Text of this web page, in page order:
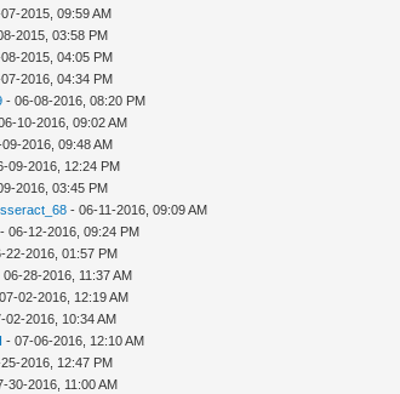
2015, 09:59 AM
2015, 03:58 PM
2015, 04:05 PM
2016, 04:34 PM
- 06-08-2016, 08:20 PM
10-2016, 09:02 AM
2016, 09:48 AM
09-2016, 12:24 PM
2016, 03:45 PM
- 06-11-2016, 09:09 AM
- 06-12-2016, 09:24 PM
22-2016, 01:57 PM
06-28-2016, 11:37 AM
02-2016, 12:19 AM
02-2016, 10:34 AM
- 07-06-2016, 12:10 AM
2016, 12:47 PM
30-2016, 11:00 AM